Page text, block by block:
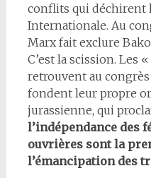
conflits qui déchirent
Internationale. Au
Marx fait exclure
C’est la scission. Les
retrouvent au
fondent leur propre
jurassienne, qui
l’indépendance des
ouvrières sont la
l’émancipation des